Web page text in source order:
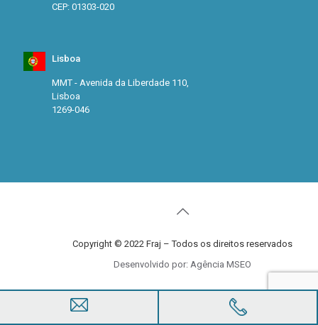
CEP: 01303-020
Lisboa
MMT - Avenida da Liberdade 110,
Lisboa
1269-046
Copyright © 2022 Fraj – Todos os direitos reservados
Desenvolvido por: Agência MSEO